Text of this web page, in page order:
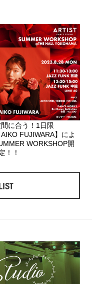
間に合う！1日限
AIKO FUJIWARA】によ
WORKSHOP開
！！